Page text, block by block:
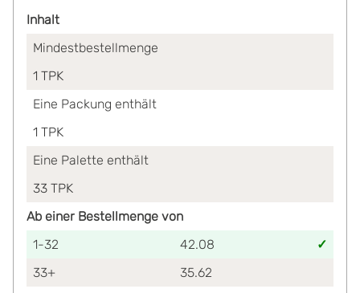
Inhalt
Mindestbestellmenge
1 TPK
Eine Packung enthält
1 TPK
Eine Palette enthält
33 TPK
Ab einer Bestellmenge von
1-32
42.08
33+
35.62